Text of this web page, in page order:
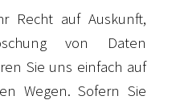
Recht auf Auskunft,
von Daten
Sie uns einfach auf
Wegen. Sofern Sie